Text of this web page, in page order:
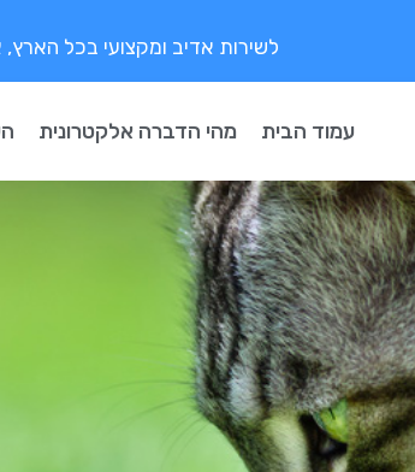
לשירות אדיב ומקצועי בכל הארץ, אנא חייגו: הראל
עמוד הבית מהי הדברה אלקטרונית